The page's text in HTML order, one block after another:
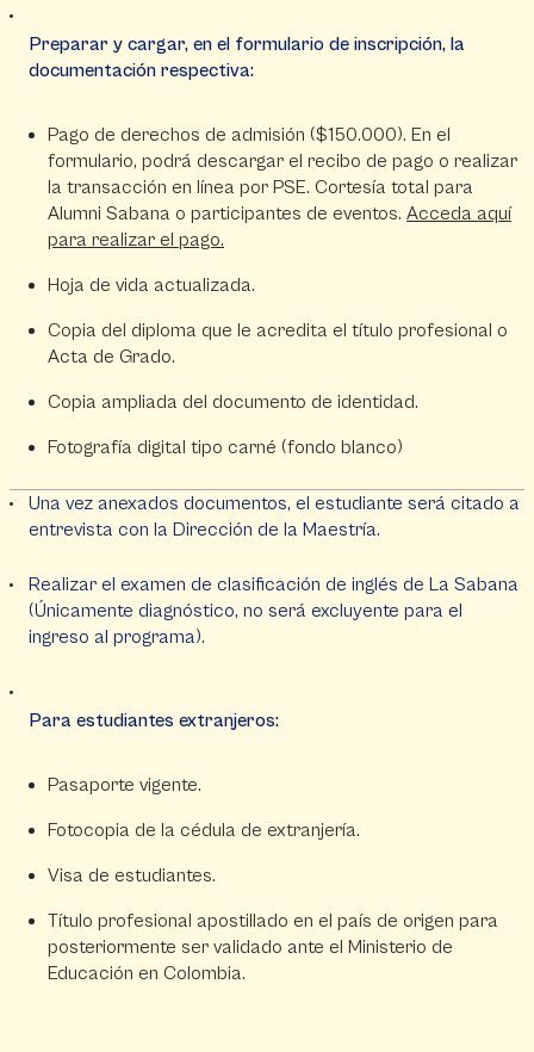
Preparar y cargar, en el formulario de inscripción, la
documentación respectiva:
Pago de derechos de admisión ($150.000). En el
formulario, podrá descargar el recibo de pago o realizar
la transacción en línea por PSE. Cortesía total para
Alumni Sabana o participantes de eventos. Acceda aquí
para realizar el pago.
Hoja de vida actualizada.
Copia del diploma que le acredita el título profesional o
Acta de Grado.
Copia ampliada del documento de identidad.
Fotografía digital tipo carné (fondo blanco)
Una vez anexados documentos, el estudiante será citado a
entrevista con la Dirección de la Maestría.
Realizar el examen de clasificación de inglés de La Sabana
(Únicamente diagnóstico, no será excluyente para el
ingreso al programa).
Para estudiantes extranjeros:
Pasaporte vigente.
Fotocopia de la cédula de extranjería.
Visa de estudiantes.
Título profesional apostillado en el país de origen para
posteriormente ser validado ante el Ministerio de
Educación en Colombia.